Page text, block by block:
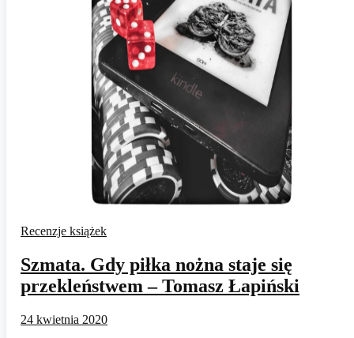
Recenzje książek
Szmata. Gdy piłka nożna staje się
przekleństwem – Tomasz Łapiński
24 kwietnia 2020